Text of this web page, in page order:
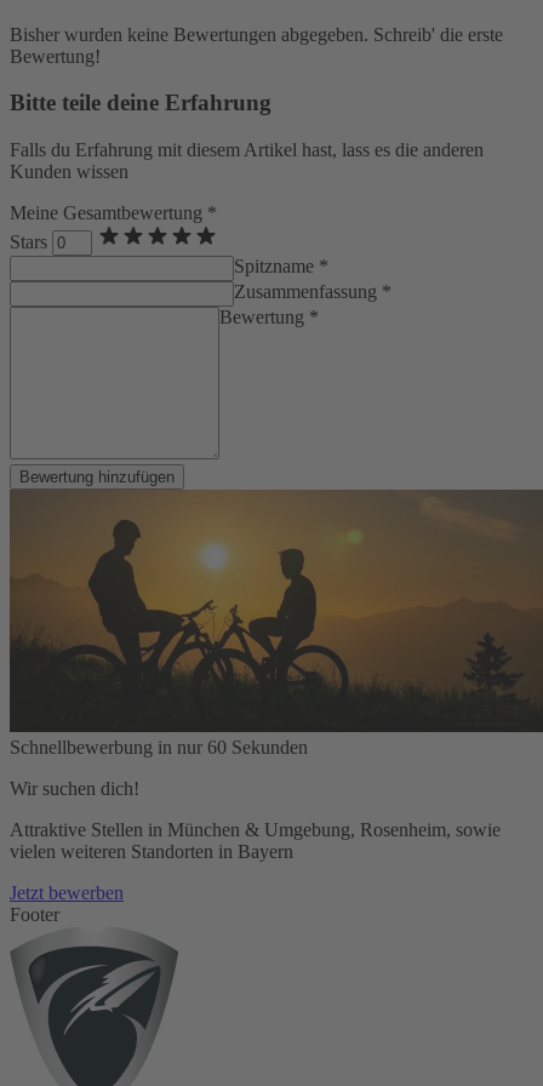
Bisher wurden keine Bewertungen abgegeben. Schreib' die erste
Bewertung!
Bitte teile deine Erfahrung
Falls du Erfahrung mit diesem Artikel hast, lass es die anderen
Kunden wissen
Meine Gesamtbewertung *
Stars
Spitzname *
Zusammenfassung *
Bewertung *
Bewertung hinzufügen
Schnellbewerbung in nur 60 Sekunden
Wir suchen dich!
Attraktive Stellen in München & Umgebung, Rosenheim, sowie
vielen weiteren Standorten in Bayern
Jetzt bewerben
Footer